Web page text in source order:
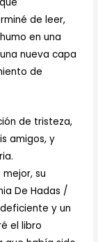
de leer,
en una
nueva capa
de
de tristeza,
amigos, y
su
De Hadas /
y un
el libro